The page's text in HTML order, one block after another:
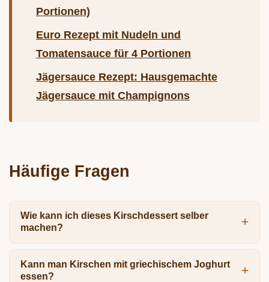
Portionen)
Euro Rezept mit Nudeln und
Tomatensauce für 4 Portionen
Jägersauce Rezept: Hausgemachte
Jägersauce mit Champignons
Häufige Fragen
Wie kann ich dieses Kirschdessert selber
machen?
Kann man Kirschen mit griechischem Joghurt
essen?